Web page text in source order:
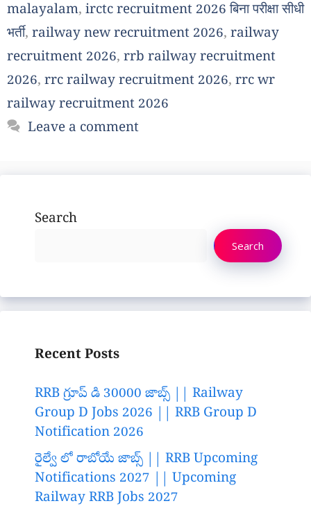
malayalam, irctc recruitment 2026 बिना परीक्षा सीधी
भर्ती, railway new recruitment 2026, railway
recruitment 2026, rrb railway recruitment
2026, rrc railway recruitment 2026, rrc wr
railway recruitment 2026
Leave a comment
Search
Search
Recent Posts
RRB గ్రూప్ డి 30000 జాబ్స్ || Railway
Group D Jobs 2026 || RRB Group D
Notification 2026
రైల్వే లో రాబోయే జాబ్స్ || RRB Upcoming
Notifications 2027 || Upcoming
Railway RRB Jobs 2027